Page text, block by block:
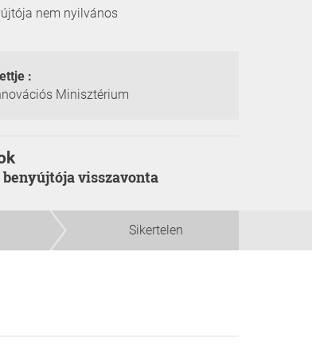
nem nyilvános
:
Minisztérium
benyújtója visszavonta
Sikertelen